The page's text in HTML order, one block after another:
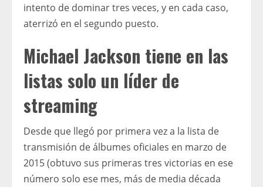
intento de dominar tres veces, y en cada caso,
aterrizó en el segundo puesto.
Michael Jackson tiene en las
listas solo un líder de
streaming
Desde que llegó por primera vez a la lista de
transmisión de álbumes oficiales en marzo de
2015 (obtuvo sus primeras tres victorias en ese
número solo ese mes, más de media década